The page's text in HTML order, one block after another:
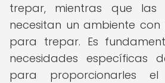
trepar, mientras que las
necesitan un ambiente
para trepar. Es
necesidades específicas
para proporcionarles